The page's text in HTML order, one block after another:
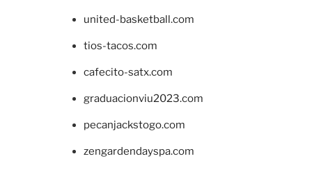
united-basketball.com
tios-tacos.com
cafecito-satx.com
graduacionviu2023.com
pecanjackstogo.com
zengardendayspa.com